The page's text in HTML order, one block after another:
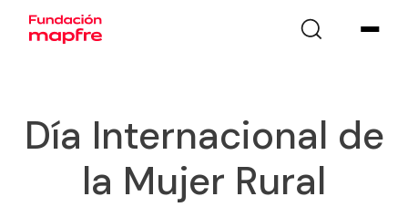
Día Internacional de
la Mujer Rural